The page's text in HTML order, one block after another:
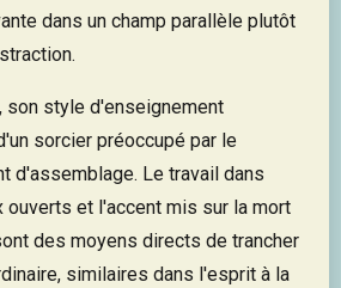
dans un champ parallèle plutôt
son style d'enseignement
sorcier préoccupé par le
d'assemblage. Le travail dans
ouverts et l'accent mis sur la mort
des moyens directs de trancher
similaires dans l'esprit à la